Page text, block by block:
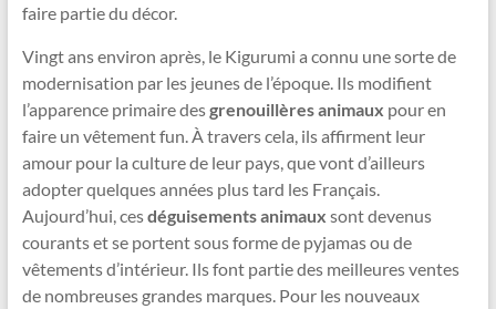
faire partie du décor.
Vingt ans environ après, le Kigurumi a connu une sorte de
modernisation par les jeunes de l’époque. Ils modifient
l’apparence primaire desgrenouillères animaux pour en
faire un vêtement fun. À travers cela, ils affirment leur
amour pour la culture de leur pays, que vont d’ailleurs
adopter quelques années plus tard les Français.
Aujourd’hui, cesdéguisements animaux sont devenus
courants et se portent sous forme de pyjamas ou de
vêtements d’intérieur. Ils font partie des meilleures ventes
de nombreuses grandes marques. Pour les nouveaux